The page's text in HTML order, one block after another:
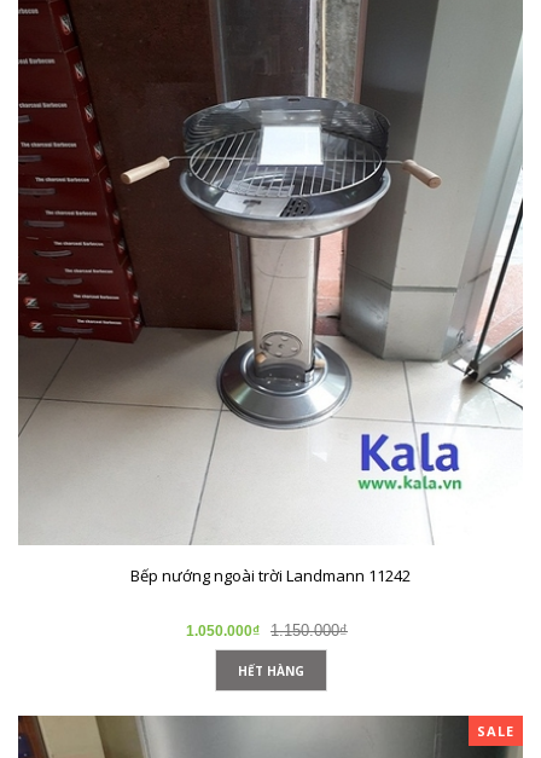
Bếp nướng ngoài trời Landmann 11242
1.050.000₫ 1.150.000₫
HẾT HÀNG
SALE